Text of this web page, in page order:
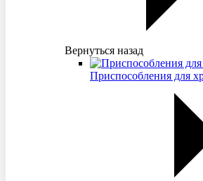
Вернуться назад
Приспособления для